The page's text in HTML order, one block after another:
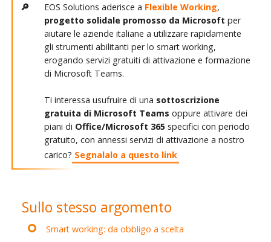
EOS Solutions aderisce a Flexible Working,
progetto solidale promosso da Microsoft per
aiutare le aziende italiane a utilizzare rapidamente
gli strumenti abilitanti per lo smart working,
erogando servizi gratuiti di attivazione e formazione
di Microsoft Teams.
Ti interessa usufruire di una sottoscrizione
gratuita di Microsoft Teams oppure attivare dei
piani di Office/Microsoft 365specifici con periodo
gratuito, con annessi servizi di attivazione a nostro
carico? Segnalalo a questo link
Sullo stesso argomento
Smart working: da obbligo a scelta